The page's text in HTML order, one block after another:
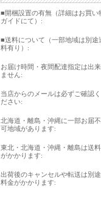
■開梱設置の有無（詳細はお買い
ガイドにて）:
■送料について（一部地域は別途
料有り）:
お届け時間・夜間配達指定は出来
ません:
当店からのメールは必ずご確認く
ださい:
北海道・離島・沖縄に一部お届不
可地域があります:
東北・北海道・沖縄・離島は送料
がかかります:
出荷後のキャンセルや転送は別途
料金がかかります: